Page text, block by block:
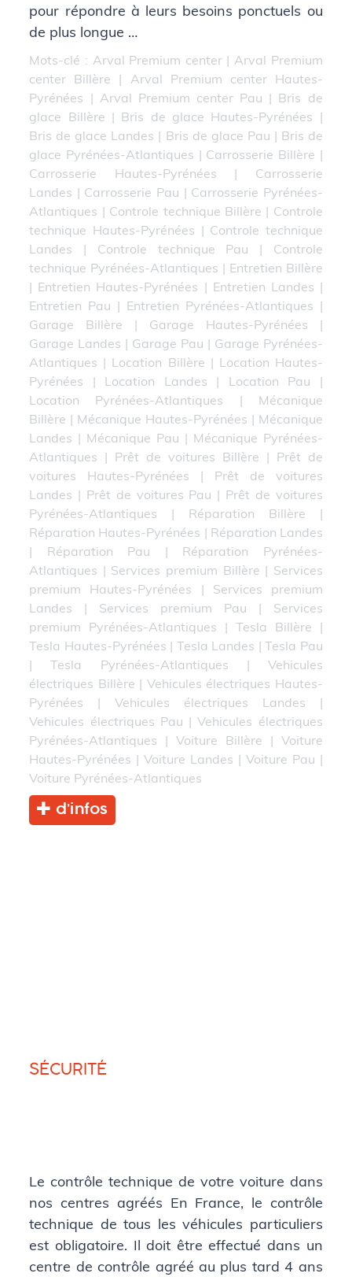
pour répondre à leurs besoins ponctuels ou
de plus longue …
Mots-clé : Arval Premium center|Arval Premium
center Billère | Arval Premium center Hautes-
Pyrénées | Arval Premium center Pau | Bris de
glace Billère | Bris de glace Hautes-Pyrénées |
Bris de glace Landes | Bris de glace Pau | Bris de
glace Pyrénées-Atlantiques | Carrosserie Billère |
Carrosserie Hautes-Pyrénées | Carrosserie
Landes | Carrosserie Pau | Carrosserie Pyrénées-
Atlantiques | Controle technique Billère | Controle
technique Hautes-Pyrénées | Controle technique
Landes | Controle technique Pau | Controle
technique Pyrénées-Atlantiques | Entretien Billère
| Entretien Hautes-Pyrénées | Entretien Landes |
Entretien Pau | Entretien Pyrénées-Atlantiques |
Garage Billère | Garage Hautes-Pyrénées |
Garage Landes | Garage Pau | Garage Pyrénées-
Atlantiques | Location Billère | Location Hautes-
Pyrénées | Location Landes | Location Pau |
Location Pyrénées-Atlantiques | Mécanique
Billère | Mécanique Hautes-Pyrénées | Mécanique
Landes | Mécanique Pau | Mécanique Pyrénées-
Atlantiques | Prêt de voitures Billère | Prêt de
voitures Hautes-Pyrénées | Prêt de voitures
Landes | Prêt de voitures Pau | Prêt de voitures
Pyrénées-Atlantiques | Réparation Billère |
Réparation Hautes-Pyrénées | Réparation Landes
| Réparation Pau | Réparation Pyrénées-
Atlantiques | Services premium Billère | Services
premium Hautes-Pyrénées | Services premium
Landes | Services premium Pau | Services
premium Pyrénées-Atlantiques | Tesla Billère |
Tesla Hautes-Pyrénées | Tesla Landes |Tesla Pau
|Tesla Pyrénées-Atlantiques | Vehicules
électriques Billère | Vehicules électriques Hautes-
Pyrénées |Vehicules électriques Landes |
Vehicules électriques Pau |Vehicules électriques
Pyrénées-Atlantiques |Voiture Billère | Voiture
Hautes-Pyrénées |Voiture Landes | Voiture Pau |
Voiture Pyrénées-Atlantiques
d’infos
SÉCURITÉ
Le contrôle technique de votre voiture dans
nos centres agréés En France, le contrôle
technique de tous les véhicules particuliers
est obligatoire. Il doit être effectué dans un
centre de contrôle agréé au plus tard 4 ans